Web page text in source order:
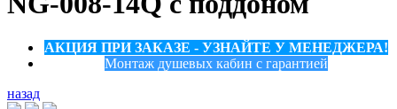
АКЦИЯ ПРИ ЗАКАЗЕ - УЗНАЙТЕ У МЕНЕДЖЕРА!
Монтаж душевых кабин с гарантией
назад